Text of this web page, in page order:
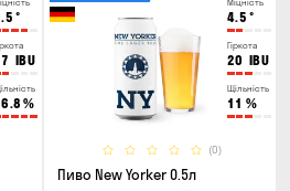
°
IBU
%
Міцність
4.5 °
Гіркота
20 IBU
Щільність
11 %
(0)
Пиво New Yorker 0.5л